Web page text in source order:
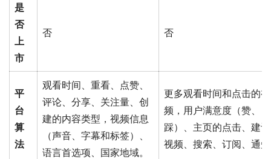
是
否
上
市
否 否
平
台
算
法
观看时间、重看、点赞、
评论、分享、关注量、创
建的内容类型，视频信息
（声音、字幕和标签）、
语言首选项、国家地域。
更多观看时间和点击的视
频，用户满意度（赞、
踩）、主页的点击、建
视频、搜索、订阅、通